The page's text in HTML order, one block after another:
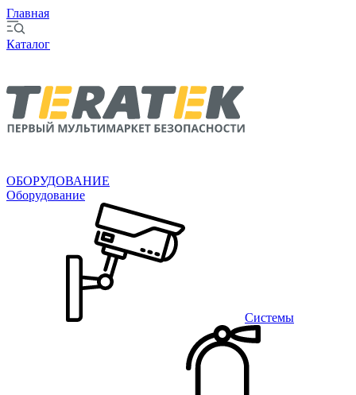
Главная
Каталог
ОБОРУДОВАНИЕ
Оборудование
Системы